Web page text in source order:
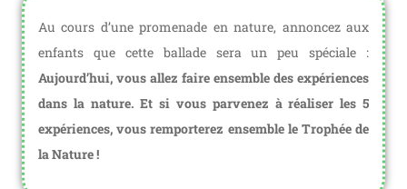
Au cours d’une promenade en nature, annoncez aux
enfants que cette ballade sera un peu spéciale :
Aujourd’hui, vous allez faire ensemble des expériences
dans la nature. Et si vous parvenez à réaliser les 5
expériences, vous remporterez ensemble le Trophée de
la Nature !